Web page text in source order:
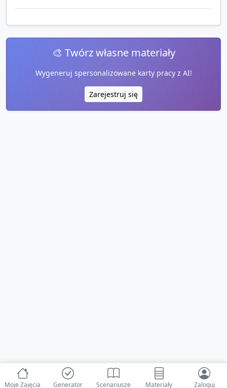
🎨 Twórz własne materiały
Wygeneruj spersonalizowane karty pracy z AI!
Zarejestruj się
Moje Zajęcia Generator Scenariusze Materiały Zaloguj